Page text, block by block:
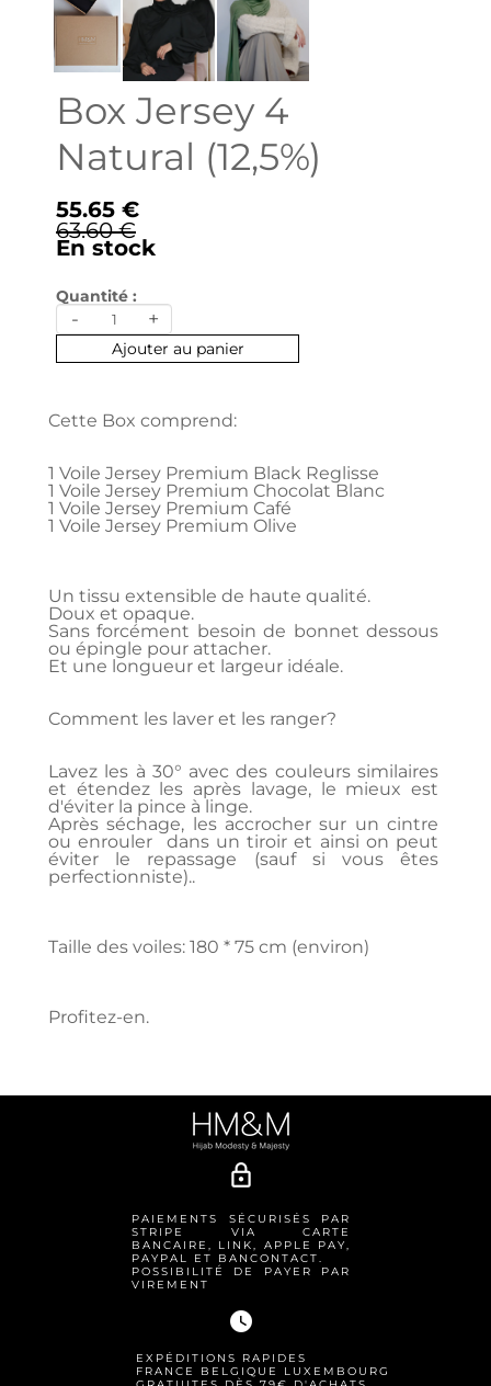
watch_later
EXPÉDITIONS RAPIDES
FRANCE BELGIQUE LUXEMBOURG
lock_outline
PAIEMENTS SÉCURISÉS PAR
STRIPE VIA CARTE
BANCAIRE, LINK, APPLE PAY,
PAYPAL ET BANCONTACT.
POSSIBILITÉ DE PAYER PAR
VIREMENT
Box Jersey 4
Natural (12,5%)
55.65 €
63.60 €
En stock
Quantité :
- +
Ajouter au panier
Cette Box comprend:
1 Voile Jersey Premium Black Reglisse
1 Voile Jersey Premium Chocolat Blanc
1 Voile Jersey Premium Café
1 Voile Jersey Premium Olive
Un tissu extensible de haute qualité.
Doux et opaque.
Sans forcément besoin de bonnet dessous
ou épingle pour attacher.
Et une longueur et largeur idéale.
Comment les laver et les ranger?
Lavez les à 30° avec des couleurs similaires
et étendez les après lavage, le mieux est
d'éviter la pince à linge.
Après séchage, les accrocher sur un cintre
ou enrouler dans un tiroir et ainsi on peut
éviter le repassage (sauf si vous êtes
perfectionniste)..
Taille des voiles: 180 * 75 cm (environ)
Profitez-en.